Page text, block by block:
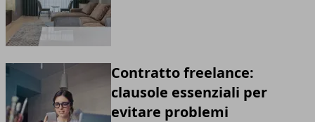
Contratto freelance:
clausole essenziali per
evitare problemi